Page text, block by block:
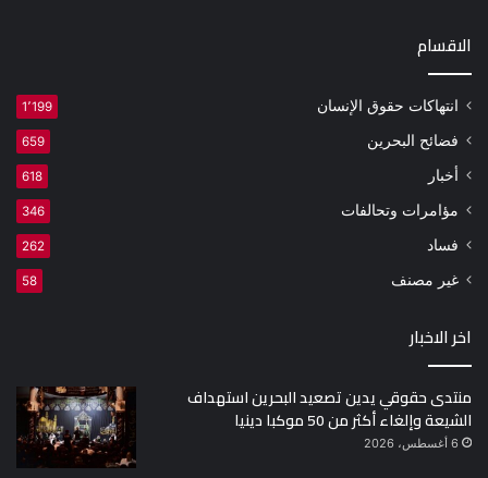
الاقسام
انتهاكات حقوق الإنسان 1٬199
فضائح البحرين 659
أخبار 618
مؤامرات وتحالفات 346
فساد 262
غير مصنف 58
اخر الاخبار
منتدى حقوقي يدين تصعيد البحرين استهداف
الشيعة وإلغاء أكثر من 50 موكبا دينيا
6 أغسطس، 2026